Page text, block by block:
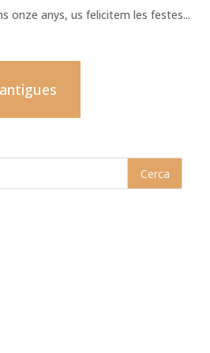
onze anys, us felicitem les festes...